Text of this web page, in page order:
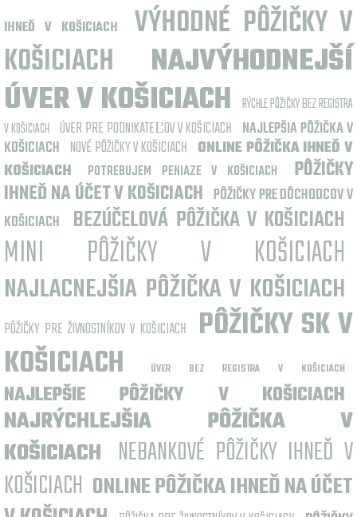
IHNEĎ V KOŠICIACH
VÝHODNÉ PÔŽIČKY V
KOŠICIACH
NAJVÝHODNEJŠÍ
ÚVER V KOŠICIACH RÝCHLE PÔŽIČKY BEZ REGISTRA
V KOŠICIACH ÚVER PRE PODNIKATEĽOV V KOŠICIACH NAJLEPŠIA PÔŽIČKA V
KOŠICIACH NOVÉ PÔŽIČKY V KOŠICIACH ONLINE PÔŽIČKA IHNEĎ V
KOŠICIACH
POTREBUJEM PENIAZE V KOŠICIACH
PÔŽIČKY
IHNEĎ NA ÚČET V KOŠICIACH PÔŽIČKY PRE DÔCHODCOV V
KOŠICIACH
BEZÚČELOVÁ PÔŽIČKA V KOŠICIACH
MINI PÔŽIČKY V KOŠICIACH
NAJLACNEJŠIA PÔŽIČKA V KOŠICIACH
PÔŽIČKY PRE ŽIVNOSTNÍKOV V KOŠICIACH
PÔŽIČKY SK V
KOŠICIACH
ÚVER BEZ REGISTRA V KOŠICIACH
NAJLEPŠIE PÔŽIČKY V KOŠICIACH
NAJRÝCHLEJŠIA PÔŽIČKA V
KOŠICIACH NEBANKOVÉ PÔŽIČKY IHNEĎ V
KOŠICIACH ONLINE PÔŽIČKA IHNEĎ NA ÚČET